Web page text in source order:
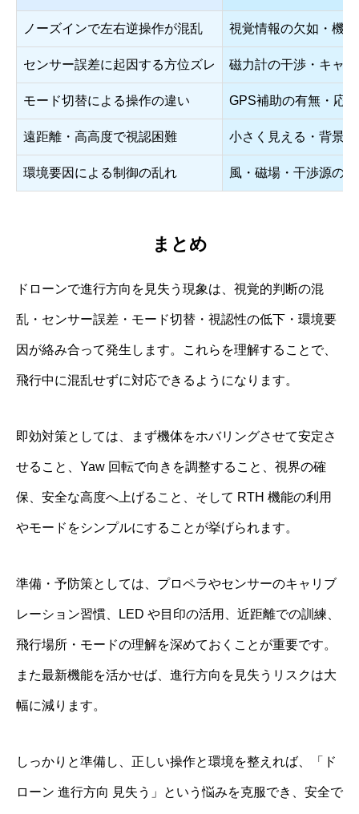
ノーズインで左右逆操作が混乱 視覚情報の欠如・機
センサー誤差に起因する方位ズレ 磁力計の干渉・キャ
モード切替による操作の違い GPS補助の有無・応
遠距離・高高度で視認困難 小さく見える・背景
環境要因による制御の乱れ 風・磁場・干渉源の
まとめ
ドローンで進行方向を見失う現象は、視覚的判断の混
乱・センサー誤差・モード切替・視認性の低下・環境要
因が絡み合って発生します。これらを理解することで、
飛行中に混乱せずに対応できるようになります。
即効対策としては、まず機体をホバリングさせて安定さ
せること、Yaw 回転で向きを調整すること、視界の確
保、安全な高度へ上げること、そして RTH 機能の利用
やモードをシンプルにすることが挙げられます。
準備・予防策としては、プロペラやセンサーのキャリブ
レーション習慣、LED や目印の活用、近距離での訓練、
飛行場所・モードの理解を深めておくことが重要です。
また最新機能を活かせば、進行方向を見失うリスクは大
幅に減ります。
しっかりと準備し、正しい操作と環境を整えれば、「ド
ローン 進行方向 見失う」という悩みを克服でき、安全で